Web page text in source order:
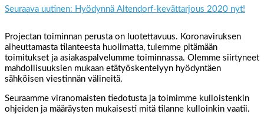
Seuraava uutinen: Hyödynnä Altendorf-kevättarjous 2020 nyt!
Projectan toiminnan perusta on luotettavuus. Koronaviruksen
aiheuttamasta tilanteesta huolimatta, tulemme pitämään
toimitukset ja asiakaspalvelumme toiminnassa. Olemme siirtyneet
mahdollisuuksien mukaan etätyöskentelyyn hyödyntäen
sähköisen viestinnän välineitä.
Seuraamme viranomaisten tiedotusta ja toimimme kulloistenkin
ohjeiden ja määräysten mukaisesti mitä tilanne kulloinkin vaatii.